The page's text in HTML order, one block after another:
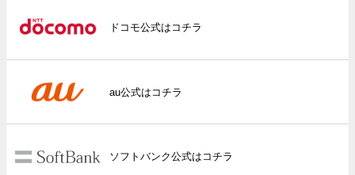
ドコモ公式はコチラ
au公式はコチラ
ソフトバンク公式はコチラ